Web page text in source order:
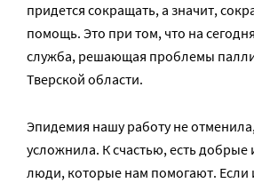
придется сокращать, а значит,
помощь. Это при том, что на
служба, решающая проблемы
Тверской области.
Эпидемия нашу работу не
усложнила. К счастью, есть
люди, которые нам помогают. Если